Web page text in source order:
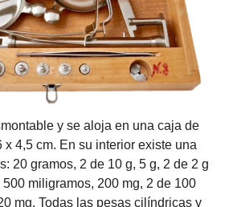
y se aloja en una caja de
x 4,5 cm. En su interior existe una
20 gramos, 2 de 10 g, 5 g, 2 de 2 g
miligramos, 200 mg, 2 de 100
mg. Todas las pesas cilíndricas y